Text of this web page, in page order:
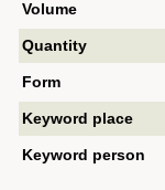
Volume
Quantity
Form
Keyword place
Keyword person